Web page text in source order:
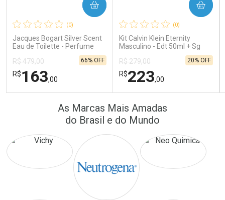
Comprar sem Desconto
Por R$ 172,25/cada
Comprar sem Desconto
Por R$ 172,25/cada
Comprar sem Desconto
Por R$ 64,90/cada
Comprar sem Desconto
Por R$ 64,90/cada
(0)
Jacques Bogart Silver Scent
Eau de Toilette - Perfume
R$ 479,00
R$163,00
66% OFF
COMPRAR
FECHAR
FECHAR
Por Menos
(0)
Kit Calvin Klein Eternity
Masculino - Edt 50ml + Sg
R$ 279,00
R$223,00
20% OFF
COMPRAR
Laboratório
Por Menos
As Marcas Mais Amadas
do Brasil e do Mundo